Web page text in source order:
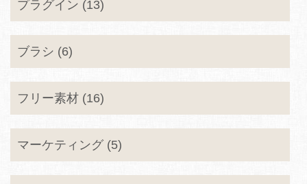
プラグイン (13)
ブラシ (6)
フリー素材 (16)
マーケティング (5)